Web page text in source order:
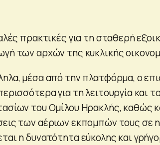
πρακτικές για τη σταθερή
των αρχών της κυκλικής
μέσα από την πλατφόρμα, ο
για τη λειτουργία
του Ομίλου Ηρακλής, καθώς
των αέριων εκπομπών τους σε
η δυνατότητα εύκολης και